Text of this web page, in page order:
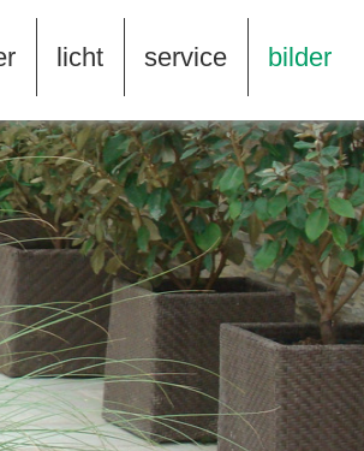
licht service bilder